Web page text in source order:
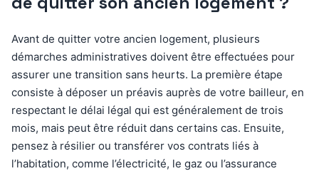
Avant de quitter votre ancien logement, plusieurs
démarches administratives doivent être effectuées pour
assurer une transition sans heurts. La première étape
consiste à déposer un préavis auprès de votre bailleur, en
respectant le délai légal qui est généralement de trois
mois, mais peut être réduit dans certains cas. Ensuite,
pensez à résilier ou transférer vos contrats liés à
l’habitation, comme l’électricité, le gaz ou l’assurance